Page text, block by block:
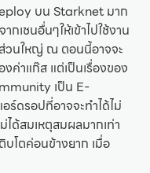
บน Starknet มาก
กเชนอื่นๆให้เข้าไปใช้งาน
วนใหญ่ ณ ตอนนี้อาจจะ
ค่าแก๊ส แต่เป็นเรื่องของ
เป็น E-
ดรอปที่อาจจะทำได้ไม่
ได้สมเหตุสมผลมากเท่า
บโตค่อนข้างยาก เมื่อ